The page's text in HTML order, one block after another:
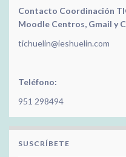
Contacto Coordinación
Moodle Centros, Gmail y
tichuelin@ieshuelin.com
Teléfono:
951 298494
SUSCRÍBETE